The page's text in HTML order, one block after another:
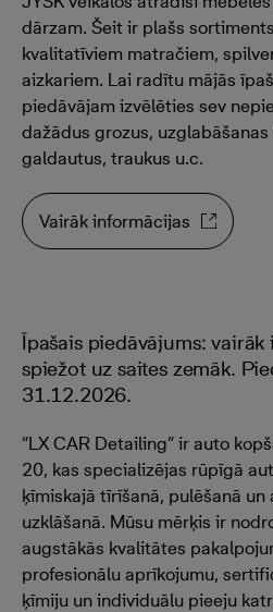
dārzam. Šeit ir plašs
kvalitatīviem matračiem,
aizkariem. Lai radītu mājās
piedāvājam izvēlēties sev
dažādus grozus,
galdautus, traukus u.c.
Vairāk informācijas
Īpašais piedāvājums:
spiežot uz saites zemāk.
31.12.2026.
“LX CAR Detailing” ir auto
20, kas specializējas rūpīgā
ķīmiskajā tīrīšanā, pulēšanā
uzklāšanā. Mūsu mērķis ir
augstākās kvalitātes
profesionālu aprīkojumu,
ķīmiju un individuālu pieeju